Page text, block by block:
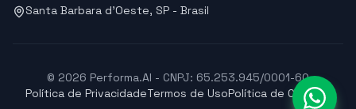
Santa Barbara d'Oeste, SP - Brasil
© 2026 Performa.AI - CNPJ: 65.253.945/0001-60
Política de PrivacidadeTermos de UsoPolítica de Cookies